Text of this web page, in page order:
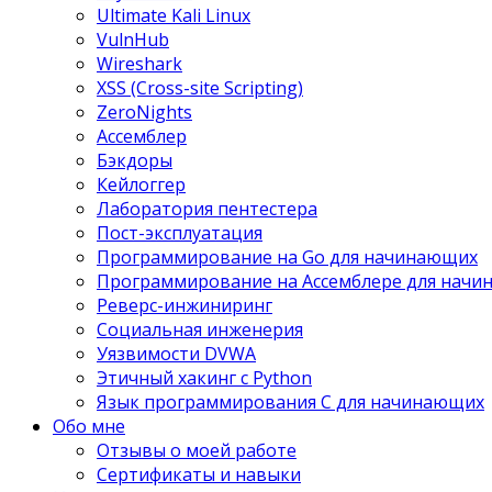
Ultimate Kali Linux
VulnHub
Wireshark
XSS (Cross-site Scripting)
ZeroNights
Ассемблер
Бэкдоры
Кейлоггер
Лаборатория пентестера
Пост-эксплуатация
Программирование на Go для начинающих
Программирование на Ассемблере для
Реверс-инжиниринг
Социальная инженерия
Уязвимости DVWA
Этичный хакинг с Python
Язык программирования С для начинающих
Обо мне
Отзывы о моей работе
Сертификаты и навыки